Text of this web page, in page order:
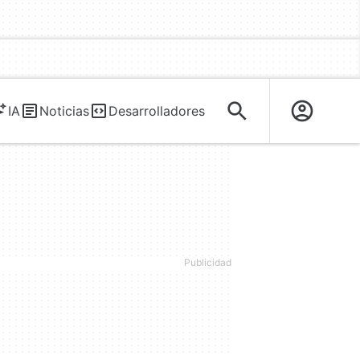
IA Noticias Desarrolladores